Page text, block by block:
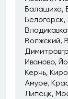
Балашиха
Белогорск
Волжский
Иваново
Керчь
Амуре
Липецк